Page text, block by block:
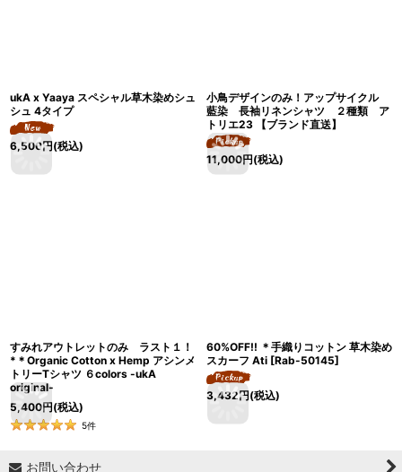
ukA x Yaaya スペシャル草木染めシュ
シュ 4タイプ
6,500円(税込)
小鳥デザインのみ！アップサイクル
藍染 長袖リネンシャツ ２種類 ア
トリエ23 【ブランド直送】
11,000円(税込)
すみれアウトレットのみ ラスト１！
*＊Organic Cotton x Hemp アシンメ
トリーTシャツ ６colors -ukA
original-
5,400円(税込)
5件
60%OFF!! ＊手織りコットン 草木染め
スカーフ Ati [Rab-50145]
3,432円(税込)
お問い合わせ